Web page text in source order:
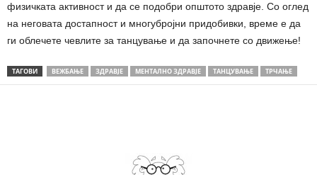
физичката активност и да се подобри општото здравје. Со оглед
на неговата достапност и многубројни придобивки, време е да
ги облечете чевлите за танцување и да започнете со движење!
ТАГОВИ ВЕЖБАЊЕ ЗДРАВЈЕ МЕНТАЛНО ЗДРАВЈЕ ТАНЦУВАЊЕ ТРЧАЊЕ